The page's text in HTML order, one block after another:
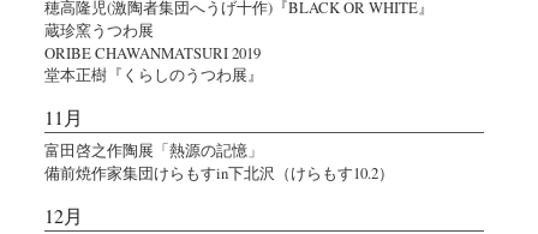
穂高隆児(激陶者集団へうげ十作)『BLACK OR WHITE』
蔵珍窯うつわ展
ORIBE CHAWANMATSURI 2019
堂本正樹『くらしのうつわ展』
11月
富田啓之作陶展「熱源の記憶」
備前焼作家集団けらもすin下北沢（けらもす10.2）
12月